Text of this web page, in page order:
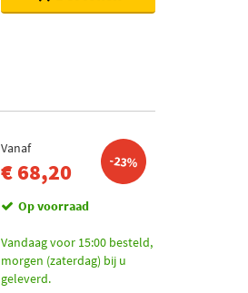
Vanaf
€ 68,20 -23%
Op voorraad
Vandaag voor 15:00 besteld,
morgen (zaterdag) bij u
geleverd.